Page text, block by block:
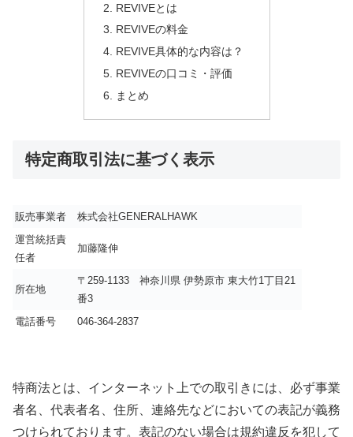
REVIVEとは
REVIVEの料金
REVIVE具体的な内容は？
REVIVEの口コミ・評価
まとめ
特定商取引法に基づく表示
販売事業者
株式会社GENERALHAWK
運営統括責
任者
加藤隆伸
所在地
〒259-1133 神奈川県 伊勢原市 東大竹1丁目21
番3
電話番号
046-364-2837
特商法とは、インターネット上での取引きには、必ず事業
者名、代表者名、住所、連絡先などにおいての表記が義務
つけられております。表記のない場合は規約違反を犯して